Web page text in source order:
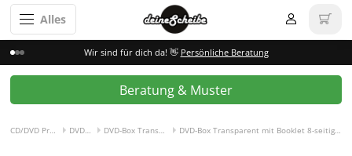
Alles
Wir sind für dich da! 👋 Persönliche Beratung
Beratung & Muster
CD/DVD Pressen DVD-Box DVD-Box Transparent DVD-Box Transparent mit Booklet 8-seitig, 4/4-farbig